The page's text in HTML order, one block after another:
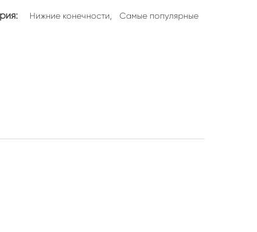
Нижние конечности Самые популярные